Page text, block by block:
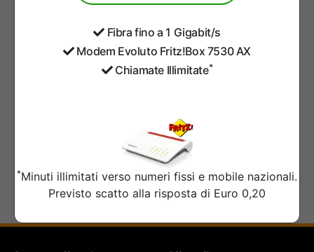
Fibra fino a 1 Gigabit/s
Modem Evoluto Fritz!Box 7530 AX
Chiamate Illimitate*
*Minuti illimitati verso numeri fissi e mobile nazionali.
Previsto scatto alla risposta di Euro 0,20